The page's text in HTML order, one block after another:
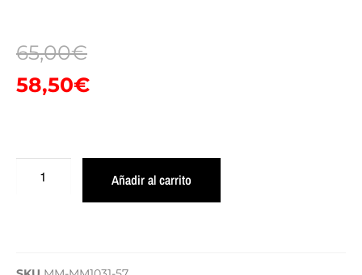
65,00€
58,50€
Añadir al carrito